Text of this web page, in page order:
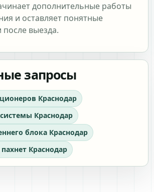
дополнительные работы
и оставляет понятные
выезда.
запросы
Краснодар
Краснодар
блока Краснодар
Краснодар